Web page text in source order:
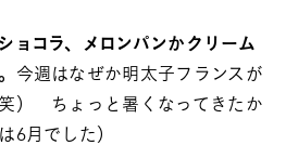
ョコラ、メロンパンかクリーム
今週はなぜか明太子フランスが
） ちょっと暑くなってきたか
6月でした）